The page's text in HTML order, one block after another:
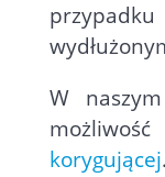
W
korygującej.